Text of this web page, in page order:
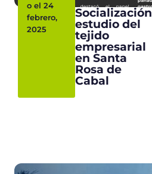
o el 24
febrero,
2025
Socialización
estudio del
tejido
empresarial
en Santa
Rosa de
Cabal